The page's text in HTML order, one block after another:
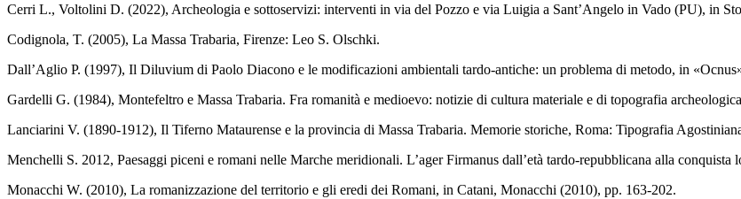
Cerri L., Voltolini D. (2022), Archeologia e sottoservizi: interventi in via del Pozzo e via Luigia a Sant’Angelo in Vado (PU), in
Codignola, T. (2005), La Massa Trabaria, Firenze: Leo S. Olschki.
Dall’Aglio P. (1997), Il Diluvium di Paolo Diacono e le modificazioni ambientali tardo-antiche: un problema di metodo, in
Gardelli G. (1984), Montefeltro e Massa Trabaria. Fra romanità e medioevo: notizie di cultura materiale e di topografia
Lanciarini V. (1890-1912), Il Tiferno Mataurense e la provincia di Massa Trabaria. Memorie storiche, Roma: Tipografia
Menchelli S. 2012, Paesaggi piceni e romani nelle Marche meridionali. L’ager Firmanus dall’età tardo-repubblicana alla conquista
Monacchi W. (2010), La romanizzazione del territorio e gli eredi dei Romani, in Catani, Monacchi (2010), pp. 163-202.